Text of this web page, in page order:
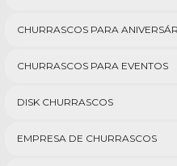
CHURRASCOS PARA
CHURRASCOS PARA EVENTOS
DISK CHURRASCOS
EMPRESA DE CHURRASCOS